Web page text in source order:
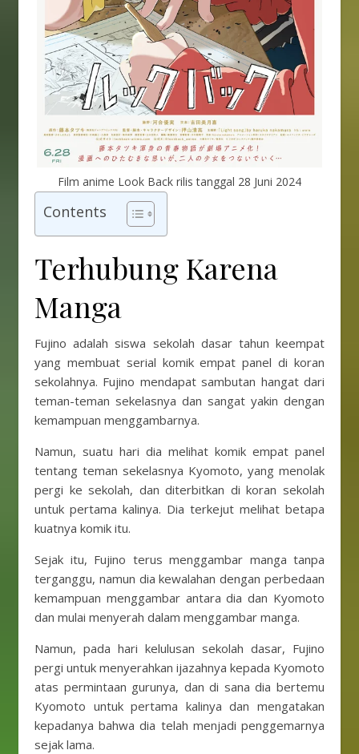
Film anime Look Back rilis tanggal 28 Juni 2024
Contents
Terhubung Karena
Manga
Fujino adalah siswa sekolah dasar tahun keempat
yang membuat serial komik empat panel di koran
sekolahnya. Fujino mendapat sambutan hangat dari
teman-teman sekelasnya dan sangat yakin dengan
kemampuan menggambarnya.
Namun, suatu hari dia melihat komik empat panel
tentang teman sekelasnya Kyomoto, yang menolak
pergi ke sekolah, dan diterbitkan di koran sekolah
untuk pertama kalinya. Dia terkejut melihat betapa
kuatnya komik itu.
Sejak itu, Fujino terus menggambar manga tanpa
terganggu, namun dia kewalahan dengan perbedaan
kemampuan menggambar antara dia dan Kyomoto
dan mulai menyerah dalam menggambar manga.
Namun, pada hari kelulusan sekolah dasar, Fujino
pergi untuk menyerahkan ijazahnya kepada Kyomoto
atas permintaan gurunya, dan di sana dia bertemu
Kyomoto untuk pertama kalinya dan mengatakan
kepadanya bahwa dia telah menjadi penggemarnya
sejak lama.